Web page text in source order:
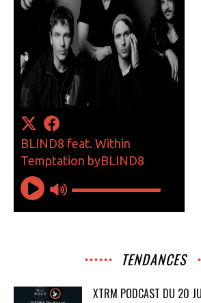
TENDANCES
XTRM PODCAST DU 20